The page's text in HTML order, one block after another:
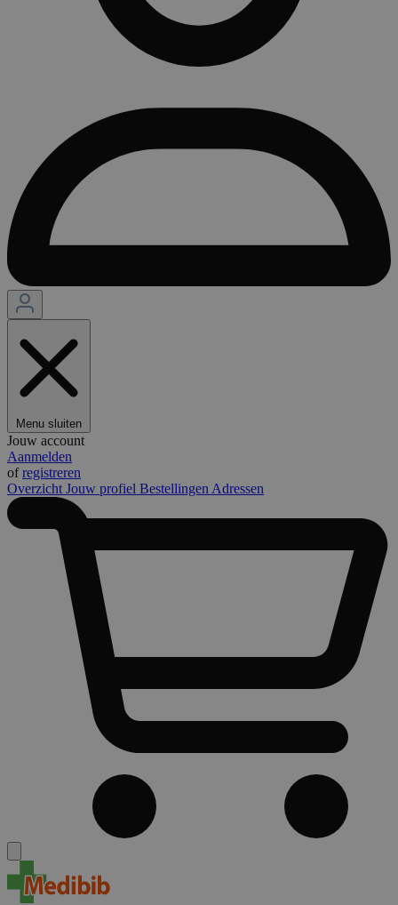
Menu sluiten
Jouw account
Aanmelden
ofregistreren
Overzicht Jouw profiel Bestellingen Adressen